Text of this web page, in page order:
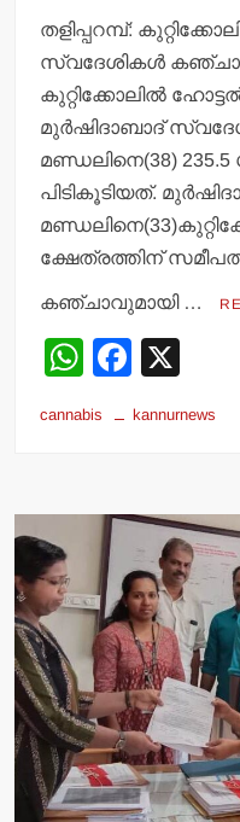
തളിപ്പറമ്പ്:
സ്വദേശികള്‍
കുറ്റിക്കോലില്‍
മുര്‍ഷിദാബാദ്
മണ്ഡലിനെ(38)
പിടികൂടിയത്.
ക്ഷേത്രത്തിന്
കഞ്ചാവുമായി …
W
at
A
p
p
F
c
b
o
o
k
cannabis kannurnews